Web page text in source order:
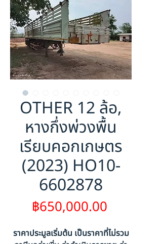
OTHER 12 ล้อ,
หางกึ่งพ่วงพื้น
เรียบคอกเกษตร
(2023) HO10-
6602878
฿650,000.00
ราคาประมูลเริ่มต้น เป็นราคาที่ไม่รวม